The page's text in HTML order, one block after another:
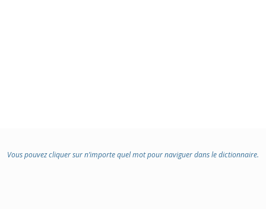
Vous pouvez cliquer sur n’importe quel mot pour naviguer dans le dictionnaire.